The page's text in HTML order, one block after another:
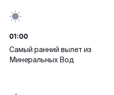
01:00
Самый ранний вылет из
Минеральных Вод